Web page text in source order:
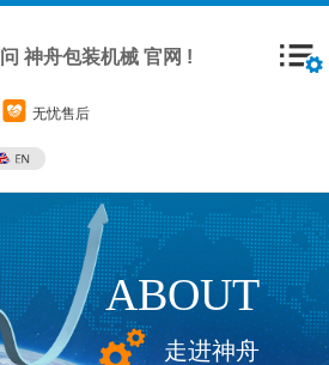
神舟包装机械 官网 !
无忧售后
ABOUT
走进神舟